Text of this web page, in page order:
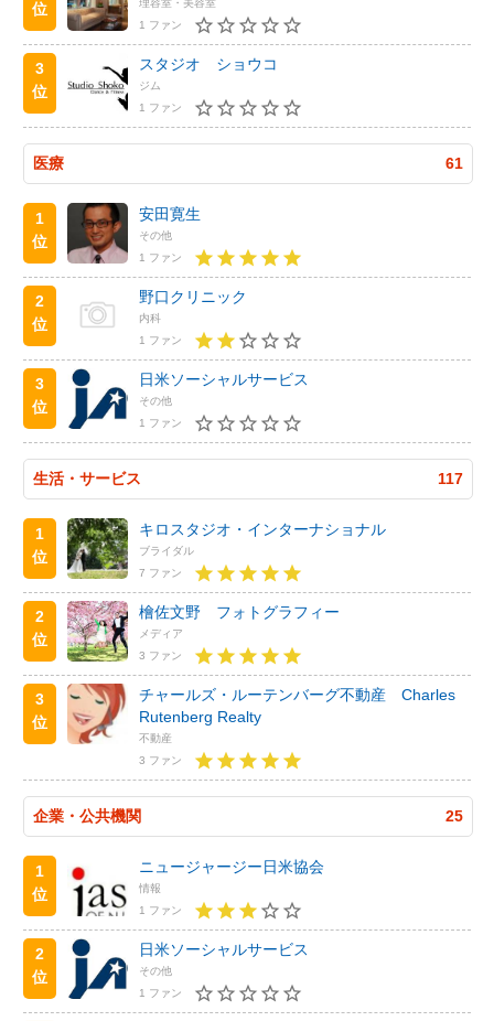
位
1 ファン
3
位
スタジオ ショウコ
ジム
1 ファン
医療 61
1
位
安田寛生
その他
1 ファン
2
位
野口クリニック
内科
1 ファン
3
位
日米ソーシャルサービス
その他
1 ファン
生活・サービス 117
1
位
キロスタジオ・インターナショナル
ブライダル
7 ファン
2
位
檜佐文野 フォトグラフィー
メディア
3 ファン
3
位
チャールズ・ルーテンバーグ不動産 Charles
Rutenberg Realty
不動産
3 ファン
企業・公共機関 25
1
位
ニュージャージー日米協会
情報
1 ファン
2
位
日米ソーシャルサービス
その他
1 ファン